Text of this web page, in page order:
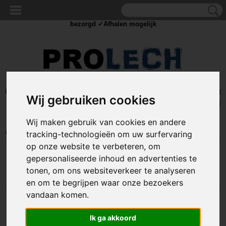
Wij gebruiken cookies
Wij maken gebruik van cookies en andere
tracking-technologieën om uw surfervaring
op onze website te verbeteren, om
gepersonaliseerde inhoud en advertenties te
tonen, om ons websiteverkeer te analyseren
en om te begrijpen waar onze bezoekers
vandaan komen.
Ik ga akkoord
Inloggen
UW WINKELWAGEN
(0)
Home >IJZERWAREN>BEVESTIGING>POPNAGELS
Sorteer op:
bezorgd ✓Afhalen mogelijk